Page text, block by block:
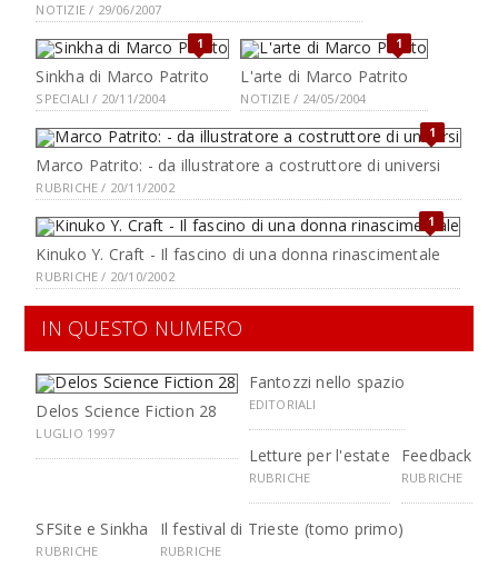
NOTIZIE / 29/06/2007
1
Sinkha di Marco Patrito
SPECIALI / 20/11/2004
1
L'arte di Marco Patrito
NOTIZIE / 24/05/2004
1
Marco Patrito: - da illustratore a costruttore di universi
RUBRICHE / 20/11/2002
1
Kinuko Y. Craft - Il fascino di una donna rinascimentale
RUBRICHE / 20/10/2002
IN QUESTO NUMERO
Delos Science Fiction 28
LUGLIO 1997
Fantozzi nello spazio
EDITORIALI
Letture per l'estate
RUBRICHE
Feedback
RUBRICHE
SFSite e Sinkha
RUBRICHE
Il festival di Trieste (tomo primo)
RUBRICHE